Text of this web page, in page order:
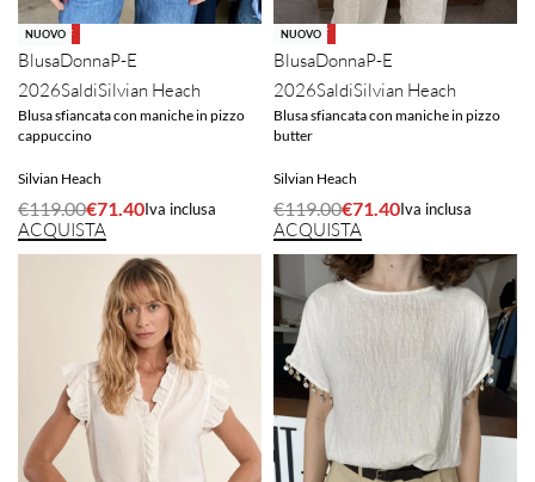
-40% OFF
NUOVO
BlusaDonnaP-E
2026SaldiSilvian Heach
Blusa sfiancata con maniche in pizzo
cappuccino
Silvian Heach
€119.00€71.40Iva inclusa
ACQUISTA
-40% OFF
NUOVO
BlusaDonnaP-E
2026SaldiSilvian Heach
Blusa sfiancata con maniche in pizzo
butter
Silvian Heach
€119.00€71.40Iva inclusa
ACQUISTA